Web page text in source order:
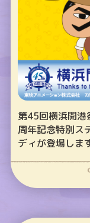
第45回横浜開港
周年記念特別ス
ディが登場しま